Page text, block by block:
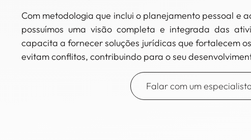
Com metodologia que inclui o planejamento pessoal e
possuímos uma visão completa e integrada das
capacita a fornecer soluções jurídicas que fortalecem
evitam conflitos, contribuindo para o seu
Falar com um